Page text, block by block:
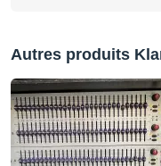
Autres produits